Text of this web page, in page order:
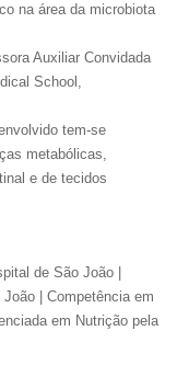
na área da microbiota
Auxiliar Convidada
School,
tem-se
metabólicas,
e de tecidos
de São João |
| Competência em
em Nutrição pela